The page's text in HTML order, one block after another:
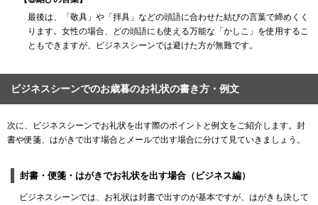
最後は、「敬具」や「拝具」などの頭語に合わせた結びの言葉で締めくく
ります。女性の場合、どの頭語にも使える万能な「かしこ」を使用するこ
ともできますが、ビジネスシーンでは避けた方が無難です。
ビジネスシーンでのお歳暮のお礼状の書き方・例文
次に、ビジネスシーンでお礼状を出す際のポイントと例文をご紹介します。封
書や便箋、はがきで出す場合とメールで出す場合に分けて見ていきましょう。
封書・便箋・はがきでお礼状を出す場合（ビジネス編）
ビジネスシーンでは、お礼状は封書で出すのが基本ですが、はがきも決して